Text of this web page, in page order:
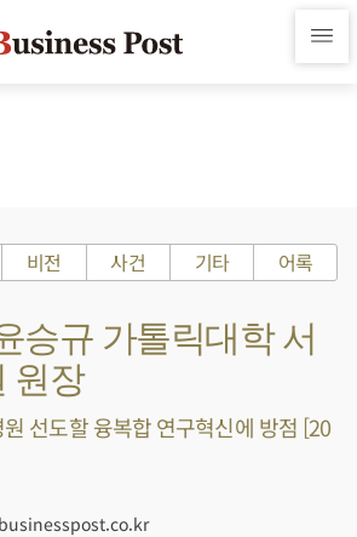
비전 사건 기타 어록
승규 가톨릭대학 서
원장
선도할 융복합 연구혁신에 방점 [20